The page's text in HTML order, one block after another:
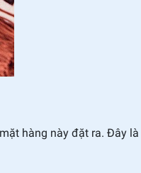
hàng này đặt ra. Đây là